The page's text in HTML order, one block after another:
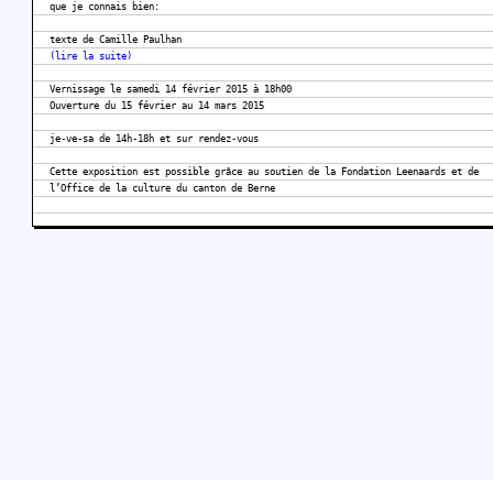
que je connais bien:
texte de Camille Paulhan
(lire la suite)
Vernissage le samedi 14 février 2015 à 18h00
Ouverture du 15 février au 14 mars 2015
je-ve-sa de 14h-18h et sur rendez-vous
Cette exposition est possible grâce au soutien de la Fondation Leenaards et de
l’Office de la culture du canton de Berne